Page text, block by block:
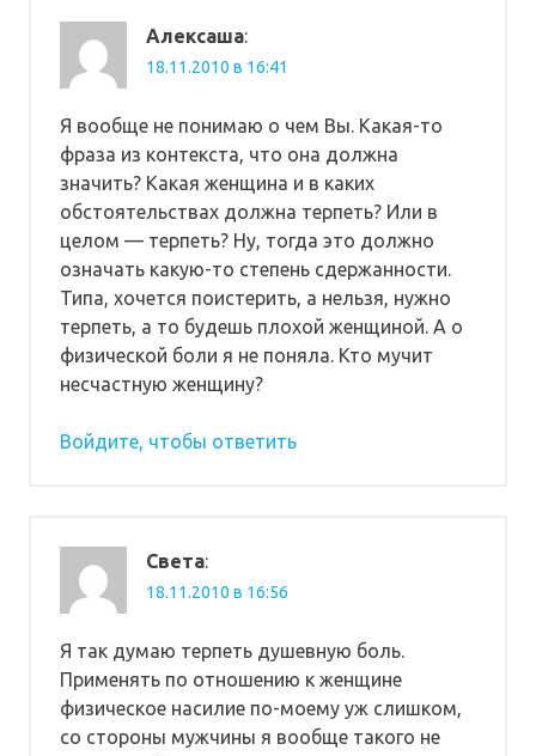
Алексаша:
18.11.2010 в 16:41
Я вообще не понимаю о чем Вы. Какая-то
фраза из контекста, что она должна
значить? Какая женщина и в каких
обстоятельствах должна терпеть? Или в
целом — терпеть? Ну, тогда это должно
означать какую-то степень сдержанности.
Типа, хочется поистерить, а нельзя, нужно
терпеть, а то будешь плохой женщиной. А о
физической боли я не поняла. Кто мучит
несчастную женщину?
Войдите, чтобы ответить
Света:
18.11.2010 в 16:56
Я так думаю терпеть душевную боль.
Применять по отношению к женщине
физическое насилие по-моему уж слишком,
со стороны мужчины я вообще такого не